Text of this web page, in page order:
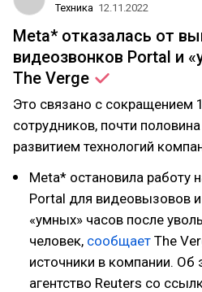
Техника 12.11.2022
Meta* отказалась от
видеозвонков Portal и
The Verge
Это связано с сокращением
сотрудников, почти
развитием технологий
Meta* остановила работу
Portal для видеовызовов
«умных» часов после
человек, сообщает The
источники в компании. Об
агентство Reuters со